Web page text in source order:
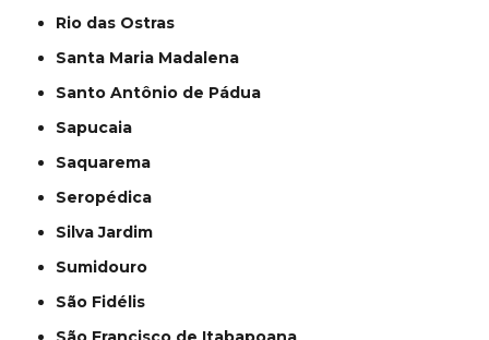
Rio das Ostras
Santa Maria Madalena
Santo Antônio de Pádua
Sapucaia
Saquarema
Seropédica
Silva Jardim
Sumidouro
São Fidélis